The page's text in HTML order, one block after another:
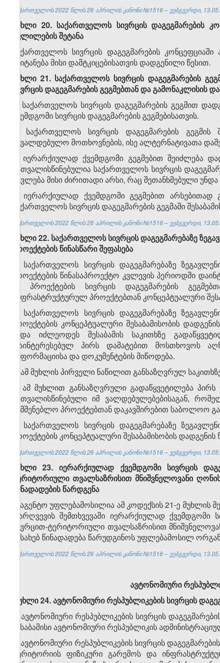
საქართველოს 2022 წლის 26 აპრილის კანონი №1516 – ვებგვერდი,
მუხლი 20. საქართველოს სივრცის დაგეგმარების
ცვლილების შეტანა
საქართველოს სივრცის დაგეგმარების
შეიტანება მისი დამტკიცებისათვის დადგენილი წესით.
მუხლი 21. საქართველოს სივრცის დაგეგმარების
სივრცის დაგეგმარების გეგმებთან და გამონაკლისის
1. საქართველოს სივრცის დაგეგმარების გეგმით
ქვემდგომი სივრცის დაგეგმარების გეგმებისათვის.
2. საქართველოს სივრცის დაგეგმარების
სავალდებულო მოთხოვნების, ისე ალტერნატივათა
3. იერარქიულად ქვემდგომი გეგმებით შეიძლება
გათვალისწინებულია საქართველოს სივრცის
იცვლება მისი ძირითადი არსი, რაც შეთანხმებული
4. იერარქიულად ქვემდგომი გეგმებით
საქართველოს სივრცის დაგეგმარების გეგმაში
საქართველოს 2022 წლის 26 აპრილის კანონი №1516 – ვებგვერდი,
მუხლი 22. საქართველოს სივრცის დაგეგმარებაზე
პროექტების წინასწარი შეფასება
1. საქართველოს სივრცის დაგეგმარებაზე
პროექტების წინასაპროექტო კვლევის პერიოდში
ამ პროექტების სივრცის დაგეგმარების
ინფრასტრუქტურულ პროექტებთან კონცეპტუალური
2. საქართველოს სივრცის დაგეგმარებაზე
პროექტების კონცეპტუალური შესაბამისობის
უნდა იძლეოდეს შესაბამის საკითხზე
დაინტერესებულ პირს დამატებით მოსთხოვოს
ინფორმაციისა და დოკუმენტების მიწოდება.
3. ამ მუხლის პირველი ნაწილით განსაზღვრულ
4. ამ მუხლით განსაზღვრული გადაწყვეტილება
გათვალისწინებული იმ ვალდებულებებისაგან,
სამშენებლო პროექტებთან დაკავშირებით საბოლოო
5. საქართველოს სივრცის დაგეგმარებაზე
პროექტების კონცეპტუალური შესაბამისობის
საქართველოს 2022 წლის 26 აპრილის კანონი №1516 – ვებგვერდი,
მუხლი 23. იერარქიულად ქვემდგომი სივრცის
ტერიტორიული თვალსაზრისით მნიშვნელოვანი
წინადადების წარდგენა
სააგენტო უფლებამოსილია ამ კოდექსის 21-ე
დარღვევის შემთხვევაში იერარქიულად ქვემდგომი
სივრცით-ტერიტორიული თვალსაზრისით
შესახებ წინადადება წარუდგინოს უფლებამოსილ
საქართველოს 2022 წლის 26 აპრილის კანონი №1516 – ვებგვერდი,
ავტონომიური
მუხლი 24. ავტონომიური რესპუბლიკების სივრცის
1. ავტონომიური რესპუბლიკების სივრცის
შესაბამისი ავტონომიური რესპუბლიკის
2. ავტონომიური რესპუბლიკების სივრცის
ტერიტორიის ფიზიკური გარემოს და